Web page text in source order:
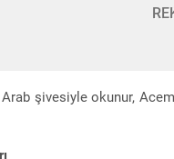
Arab şivesiyle okunur,